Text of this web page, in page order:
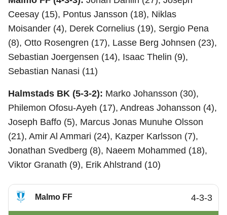
Ceesay (15), Pontus Jansson (18), Niklas
Moisander (4), Derek Cornelius (19), Sergio Pena
(8), Otto Rosengren (17), Lasse Berg Johnsen (23),
Sebastian Joergensen (14), Isaac Thelin (9),
Sebastian Nanasi (11)
Halmstads BK (5-3-2): Marko Johansson (30),
Philemon Ofosu-Ayeh (17), Andreas Johansson (4),
Joseph Baffo (5), Marcus Jonas Munuhe Olsson
(21), Amir Al Ammari (24), Kazper Karlsson (7),
Jonathan Svedberg (8), Naeem Mohammed (18),
Viktor Granath (9), Erik Ahlstrand (10)
Malmo FF 4-3-3